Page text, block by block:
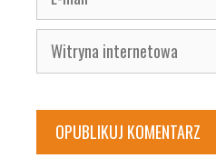
mail
Witryna
internetowa